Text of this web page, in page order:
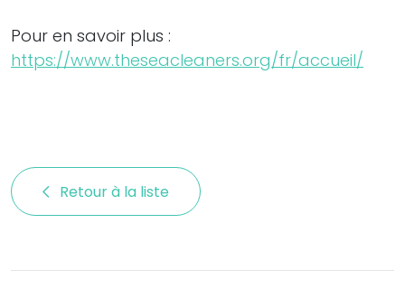
Pour en savoir plus :
https://www.theseacleaners.org/fr/accueil/
Retour à la liste